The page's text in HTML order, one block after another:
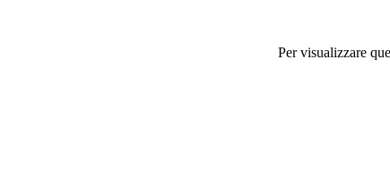
Per visualizzare